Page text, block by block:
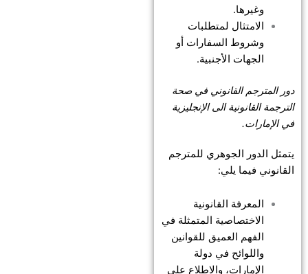
وغيرها.
الامتثال لمتطلبات
وشروط السفارات أو
الجهات الأجنبية.
دور المترجم القانوني في صحة
الترجمة القانونية الى الإنجليزية
في الإمارات.
يتمثل الدور الجوهري للمترجم
القانوني فيما يلي:
المعرفة القانونية
الاختصاصية المتمثلة في
الفهم العميق للقوانين
واللوائح في دولة
الإمارات، والاطلاع على